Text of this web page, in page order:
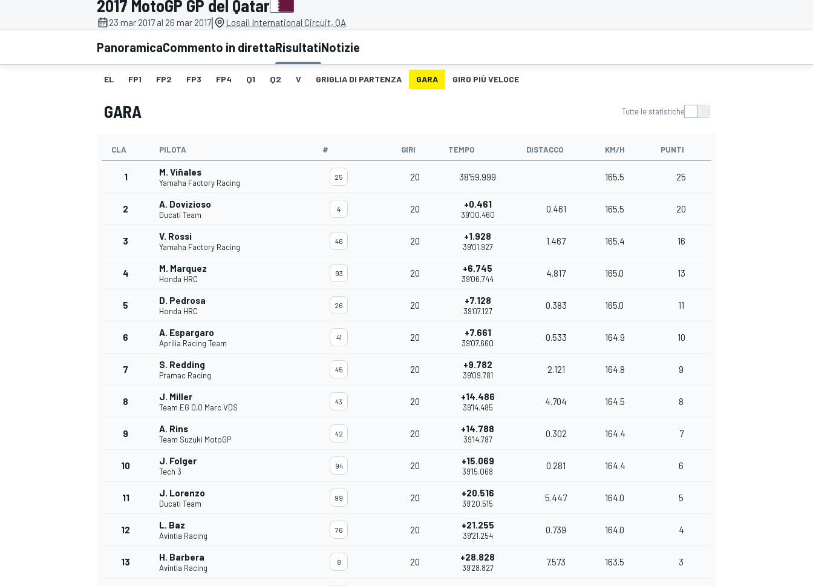
MOTOGP WEC
WRC
MONOPOSTO
2017 MotoGP GP del Qatar
23 mar 2017 al 26 mar 2017| Losail International Circuit, QA
PanoramicaCommento in direttaRisultatiNotizie
EL FP1 FP2 FP3 FP4 Q1 Q2 V GRIGLIA DI PARTENZA GARA GIRO PIÙ VELOCE
GARA Tutte le statistiche
CLA PILOTA # GIRI TEMPO DISTACCO KM/H PUNTI
1 M. Viñales
Yamaha Factory Racing
25 20 38'59.999 165.5 25
2 A. Dovizioso
Ducati Team
4 20 +0.461
39'00.460
0.461 165.5 20
3 V. Rossi
Yamaha Factory Racing
46 20 +1.928
39'01.927
1.467 165.4 16
4 M. Marquez
Honda HRC
93 20 +6.745
39'06.744
4.817 165.0 13
5 D. Pedrosa
Honda HRC
26 20 +7.128
39'07.127
0.383 165.0 11
6 A. Espargaro
Aprilia Racing Team
41 20 +7.661
39'07.660
0.533 164.9 10
7 S. Redding
Pramac Racing
45 20 +9.782
39'09.781
2.121 164.8 9
8 J. Miller
Team EG 0,0 Marc VDS
43 20 +14.486
39'14.485
4.704 164.5 8
9 A. Rins
Team Suzuki MotoGP
42 20 +14.788
39'14.787
0.302 164.4 7
10 J. Folger
Tech 3
94 20 +15.069
39'15.068
0.281 164.4 6
11 J. Lorenzo
Ducati Team
99 20 +20.516
39'20.515
5.447 164.0 5
12 L. Baz
Avintia Racing
76 20 +21.255
39'21.254
0.739 164.0 4
13 H. Barbera
Avintia Racing
8 20 +28.828
39'28.827
7.573 163.5 3